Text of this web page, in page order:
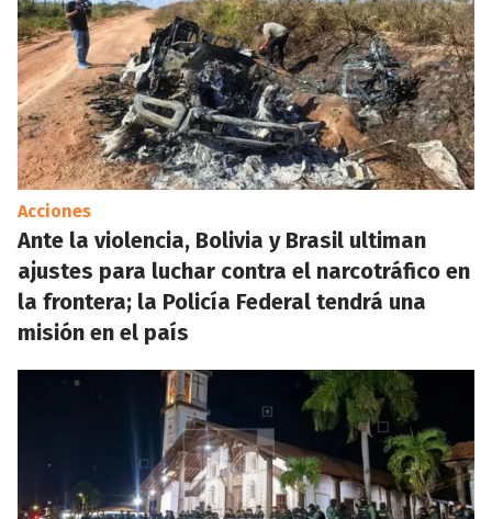
Acciones
Ante la violencia, Bolivia y Brasil ultiman
ajustes para luchar contra el narcotráfico en
la frontera; la Policía Federal tendrá una
misión en el país